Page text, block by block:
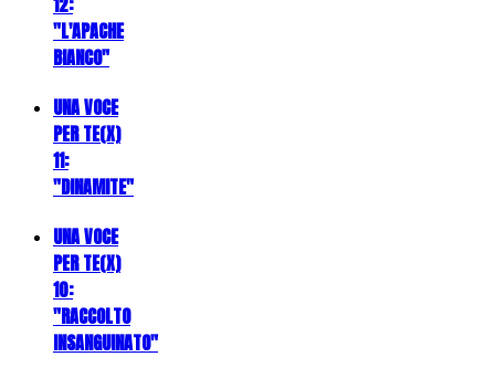
"L'APACHE
BIANCO"
UNA VOCE
PER TE(X)
11:
"DINAMITE"
UNA VOCE
PER TE(X)
10:
"RACCOLTO
INSANGUINATO"